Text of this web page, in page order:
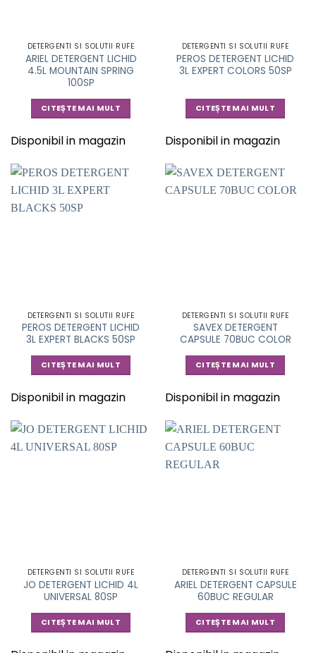
DETERGENTI SI SOLUTII RUFE
ARIEL DETERGENT LICHID
4.5L MOUNTAIN SPRING
100SP
CITEȘTE MAI MULT
Disponibil in magazin
DETERGENTI SI SOLUTII RUFE
PEROS DETERGENT LICHID
3L EXPERT COLORS 50SP
CITEȘTE MAI MULT
Disponibil in magazin
DETERGENTI SI SOLUTII RUFE
PEROS DETERGENT LICHID
3L EXPERT BLACKS 50SP
CITEȘTE MAI MULT
Disponibil in magazin
DETERGENTI SI SOLUTII RUFE
SAVEX DETERGENT
CAPSULE 70BUC COLOR
CITEȘTE MAI MULT
Disponibil in magazin
DETERGENTI SI SOLUTII RUFE
JO DETERGENT LICHID 4L
UNIVERSAL 80SP
CITEȘTE MAI MULT
DETERGENTI SI SOLUTII RUFE
ARIEL DETERGENT CAPSULE
60BUC REGULAR
CITEȘTE MAI MULT